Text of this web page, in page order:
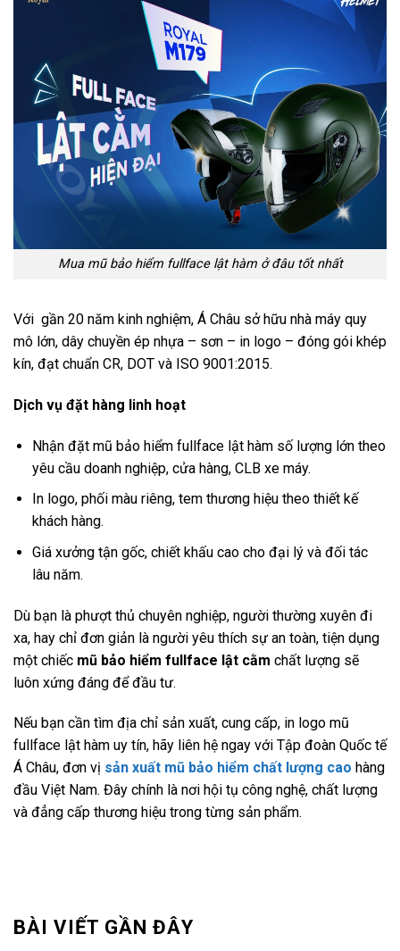
Mua mũ bảo hiểm fullface lật hàm ở đâu tốt nhất
Với gần 20 năm kinh nghiệm, Á Châu sở hữu nhà máy quy
mô lớn, dây chuyền ép nhựa – sơn – in logo – đóng gói khép
kín, đạt chuẩn CR, DOT và ISO 9001:2015.
Dịch vụ đặt hàng linh hoạt
Nhận đặt mũ bảo hiểm fullface lật hàm số lượng lớn theo
yêu cầu doanh nghiệp, cửa hàng, CLB xe máy.
In logo, phối màu riêng, tem thương hiệu theo thiết kế
khách hàng.
Giá xưởng tận gốc, chiết khấu cao cho đại lý và đối tác
lâu năm.
Dù bạn là phượt thủ chuyên nghiệp, người thường xuyên đi
xa, hay chỉ đơn giản là người yêu thích sự an toàn, tiện dụng
một chiếc mũ bảo hiểm fullface lật cằm chất lượng sẽ
luôn xứng đáng để đầu tư.
Nếu bạn cần tìm địa chỉ sản xuất, cung cấp, in logo mũ
fullface lật hàm uy tín, hãy liên hệ ngay với Tập đoàn Quốc tế
Á Châu, đơn vị sản xuất mũ bảo hiểm chất lượng cao hàng
đầu Việt Nam. Đây chính là nơi hội tụ công nghệ, chất lượng
và đẳng cấp thương hiệu trong từng sản phẩm.
BÀI VIẾT GẦN ĐÂY